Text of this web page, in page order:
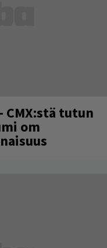
CMX:stä tutun
om